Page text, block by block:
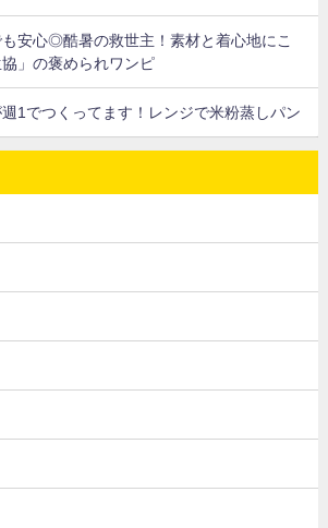
安心◎酷暑の救世主！素材と着心地にこ
」の褒められワンピ
1でつくってます！レンジで米粉蒸しパン